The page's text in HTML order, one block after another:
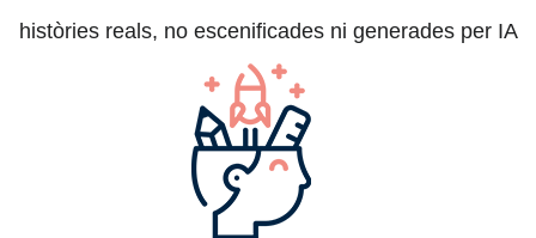
històries reals, no escenificades ni generades per IA